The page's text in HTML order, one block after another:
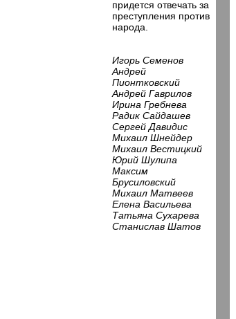
придется отвечать за
преступления против
народа.
Игорь Семенов
Андрей
Пионтковский
Андрей Гаврилов
Ирина Гребнева
Радик Сайдашев
Сергей Давидис
Михаил Шнейдер
Михаил Вестицкий
Юрий Шулипа
Максим
Брусиловский
Михаил Матвеев
Елена Васильева
Татьяна Сухарева
Станислав Шатов